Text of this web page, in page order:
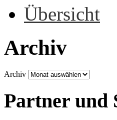
Übersicht
Archiv
Archiv
Partner und